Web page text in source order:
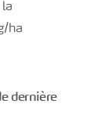
ha
dernière